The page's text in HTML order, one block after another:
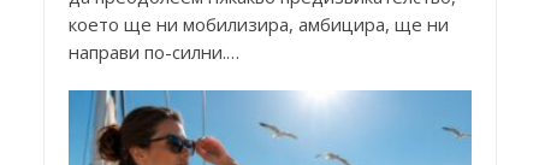
което ще ни мобилизира, амбицира, ще ни
направи по-силни.…